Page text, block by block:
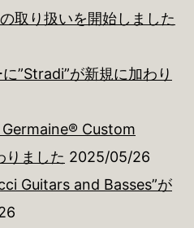
取り扱いを開始しました
”Stradi”が新規に加わり
Germaine® Custom
りました 2025/05/26
Guitars and Basses”が